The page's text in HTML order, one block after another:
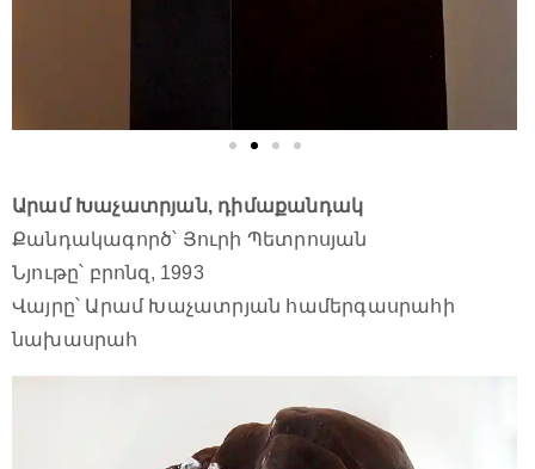
Արամ Խաչատրյան, դիմաքանդակ
Քանդակագործ՝ Յուրի Պետրոսյան
Նյութը՝ բրոնզ, 1993
Վայրը՝ Արամ Խաչատրյան համերգասրահի
նախասրահ